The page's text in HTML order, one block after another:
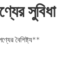
সুবিধা
বৈশিষ্ট্য**